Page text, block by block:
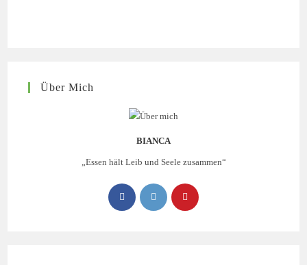
Über Mich
BIANCA
„Essen hält Leib und Seele zusammen“